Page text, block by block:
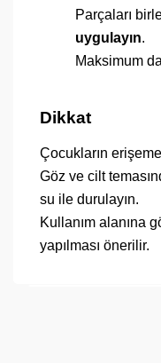
Parçaları
uygulayın.
Maksimum
Dikkat
Çocukların
Göz ve cilt
su ile durulayın.
Kullanım alanına
yapılması önerilir.